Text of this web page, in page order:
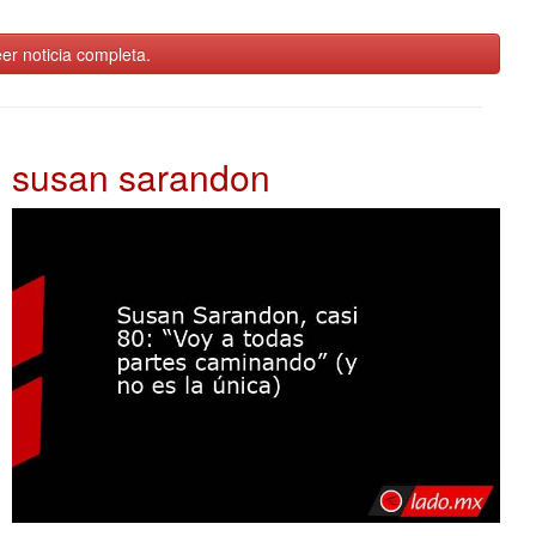
noticia completa.
susan sarandon